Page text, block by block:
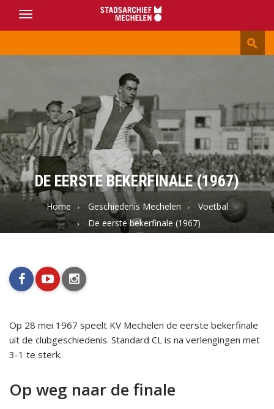
Toggle
navigation
DE EERSTE BEKERFINALE (1967)
Home Geschiedenis Mechelen
Voetbal
De eerste bekerfinale (1967)
Op 28 mei 1967 speelt KV Mechelen de eerste bekerfinale
uit de clubgeschiedenis. Standard CL is na verlengingen met
3-1 te sterk.
Op weg naar de finale